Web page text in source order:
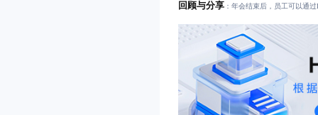
回顾与分享 ：年会结束后，员工可以通